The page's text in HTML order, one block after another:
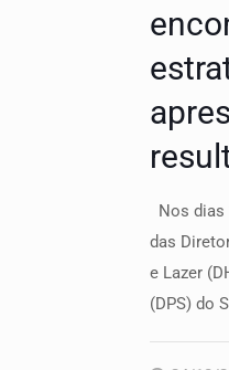
Nos dias
das
e Lazer
(DPS) do